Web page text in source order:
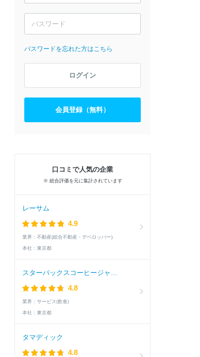
パスワードを忘れた方はこちら
ログイン
会員登録（無料）
口コミで人気の企業
※ 総合評価を元に集計されています
レーサム
4.9
業界： 不動産(総合不動産・デベロッパー)
本社： 東京都
4.8
業界： サービス(飲食)
本社： 東京都
タマディック
4.8